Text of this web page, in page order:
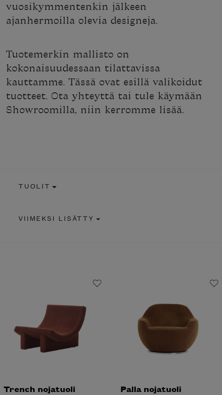
vuosikymmentenkin jälkeen
ajanhermoilla olevia designeja.
Tuotemerkin mallisto on
kokonaisuudessaan tilattavissa
kauttamme. Tässä ovat esillä valikoidut
tuotteet. Ota yhteyttä tai tule käymään
Showroomilla, niin kerromme lisää.
TUOLIT
VIIMEKSI LISÄTTY
Trench nojatuoli Palla nojatuoli